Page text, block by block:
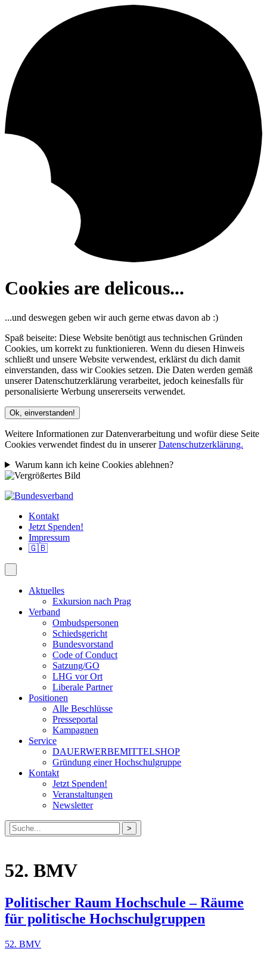
Cookies are delicous...
...und deswegen geben wir auch gerne etwas davon ab :)
Spaß beiseite: Diese Website benötigt aus technischen Gründen
Cookies, um korrekt zu funktionieren. Wenn du diesen Hinweis
schließt und unsere Website verwendest, erklärst du dich damit
einverstanden, dass wir Cookies setzen. Die Daten werden gemäß
unserer Datenschutzerklärung verarbeitet, jedoch keinesfalls für
personalisierte Werbung unsererseits verwendet.
Ok, einverstanden!
Weitere Informationen zur Datenverarbeitung und wofür diese Seite
Cookies verwendet findest du in unsererDatenschutzerklärung.
Warum kann ich keine Cookies ablehnen?
Kontakt
Jetzt Spenden!
Impressum
🇬🇧
Aktuelles
Exkursion nach Prag
Verband
Ombudspersonen
Schiedsgericht
Bundesvorstand
Code of Conduct
Satzung/GO
LHG vor Ort
Liberale Partner
Positionen
Alle Beschlüsse
Presseportal
Kampagnen
Service
DAUERWERBEMITTELSHOP
Gründung einer Hochschulgruppe
Kontakt
Jetzt Spenden!
Veranstaltungen
Newsletter
Suche
nach:
52. BMV
Politischer Raum Hochschule – Räume
für politische Hochschulgruppen
52. BMV